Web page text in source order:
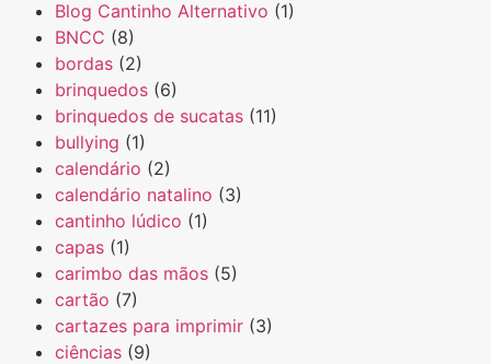
Blog Cantinho Alternativo (1)
BNCC (8)
bordas (2)
brinquedos (6)
brinquedos de sucatas (11)
bullying (1)
calendário (2)
calendário natalino (3)
cantinho lúdico (1)
capas (1)
carimbo das mãos (5)
cartão (7)
cartazes para imprimir (3)
ciências (9)